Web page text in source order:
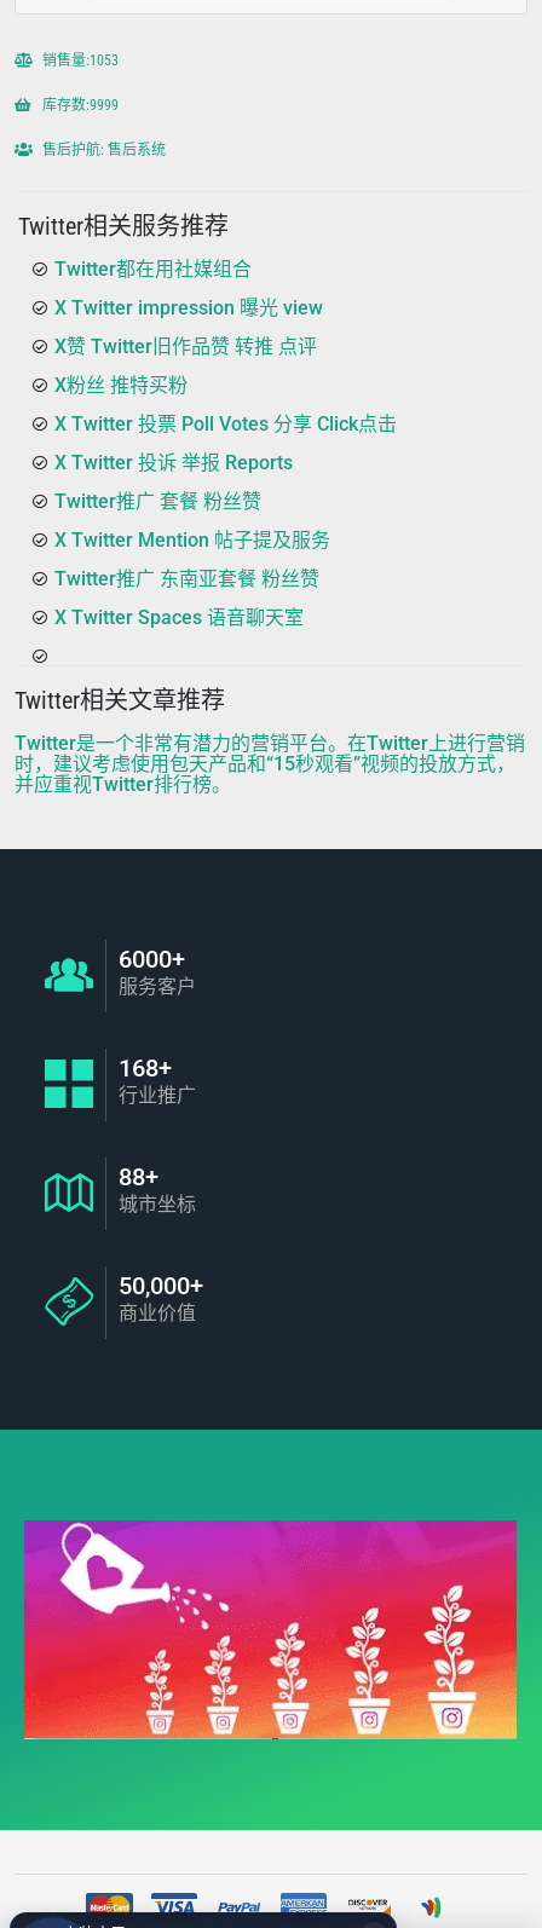
销售量:1053
库存数:9999
售后护航: 售后系统
Twitter相关服务推荐
Twitter都在用社媒组合
X Twitter impression 曝光 view
X赞 Twitter旧作品赞 转推 点评
X粉丝 推特买粉
X Twitter 投票 Poll Votes 分享 Click点击
X Twitter 投诉 举报 Reports
Twitter推广 套餐 粉丝赞
X Twitter Mention 帖子提及服务
Twitter推广 东南亚套餐 粉丝赞
X Twitter Spaces 语音聊天室
Twitter相关文章推荐
Twitter是一个非常有潜力的营销平台。在Twitter上进行营销
时，建议考虑使用包天产品和“15秒观看”视频的投放方式，
并应重视Twitter排行榜。
6000+
服务客户
168+
行业推广
88+
城市坐标
50,000+
商业价值